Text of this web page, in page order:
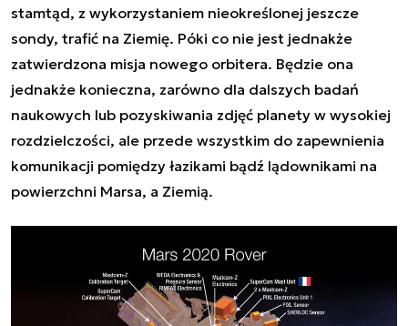
stamtąd, z wykorzystaniem nieokreślonej jeszcze
sondy, trafić na Ziemię. Póki co nie jest jednakże
zatwierdzona misja nowego orbitera. Będzie ona
jednakże konieczna, zarówno dla dalszych badań
naukowych lub pozyskiwania zdjęć planety w wysokiej
rozdzielczości, ale przede wszystkim do zapewnienia
komunikacji pomiędzy łazikami bądź lądownikami na
powierzchni Marsa, a Ziemią.